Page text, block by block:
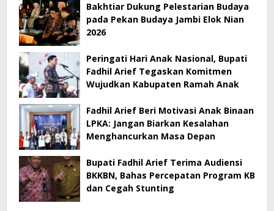
Bakhtiar Dukung Pelestarian Budaya
pada Pekan Budaya Jambi Elok Nian
2026
Peringati Hari Anak Nasional, Bupati
Fadhil Arief Tegaskan Komitmen
Wujudkan Kabupaten Ramah Anak
Fadhil Arief Beri Motivasi Anak Binaan
LPKA: Jangan Biarkan Kesalahan
Menghancurkan Masa Depan
Bupati Fadhil Arief Terima Audiensi
BKKBN, Bahas Percepatan Program KB
dan Cegah Stunting